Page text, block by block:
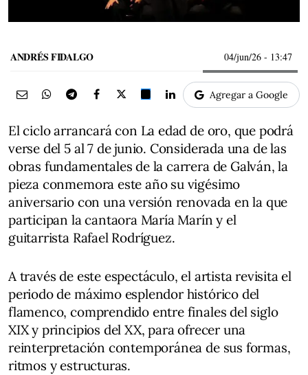
ANDRÉS FIDALGO 04/jun/26 - 13:47
Agregar a Google
El ciclo arrancará con La edad de oro, que podrá
verse del 5 al 7 de junio. Considerada una de las
obras fundamentales de la carrera de Galván, la
pieza conmemora este año su vigésimo
aniversario con una versión renovada en la que
participan la cantaora María Marín y el
guitarrista Rafael Rodríguez.
A través de este espectáculo, el artista revisita el
periodo de máximo esplendor histórico del
flamenco, comprendido entre finales del siglo
XIX y principios del XX, para ofrecer una
reinterpretación contemporánea de sus formas,
ritmos y estructuras.